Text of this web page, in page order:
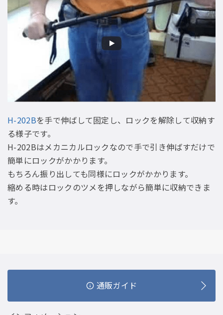
H-202Bを手で伸ばして固定し、ロックを解除して収納す
る様子です。
H-202Bはメカニカルロックなので手で引き伸ばすだけで
簡単にロックがかかります。
もちろん振り出しても同様にロックがかかります。
縮める時はロックのツメを押しながら簡単に収納できま
す。
通販ガイド